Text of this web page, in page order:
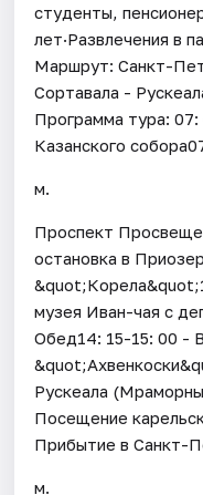
студенты,
лет·Развлечения в
Маршрут: Санкт-
Сортавала -
Программа тура:
Казанского
м.
Проспект
остановка в
музея Иван-чая с
Обед14: 15-15: 00 -
Рускеала
Посещение
Прибытие в Санкт-
м.